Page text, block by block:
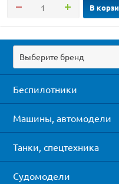
В
Выберите бренд
Беспилотники
Машины, автомодели
Танки, спецтехника
Судомодели